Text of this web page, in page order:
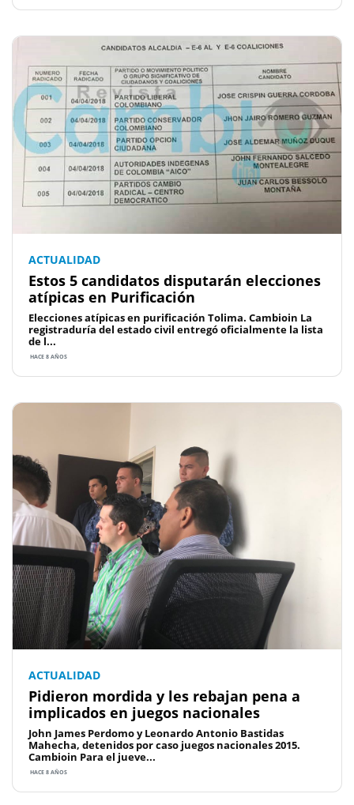
ACTUALIDAD
Estos 5 candidatos disputarán elecciones
atípicas en Purificación
Elecciones atípicas en purificación Tolima. Cambioin La
registraduría del estado civil entregó oficialmente la lista
de l...
HACE 8 AÑOS
ACTUALIDAD
Pidieron mordida y les rebajan pena a
implicados en juegos nacionales
John James Perdomo y Leonardo Antonio Bastidas
Mahecha, detenidos por caso juegos nacionales 2015.
Cambioin Para el jueve...
HACE 8 AÑOS